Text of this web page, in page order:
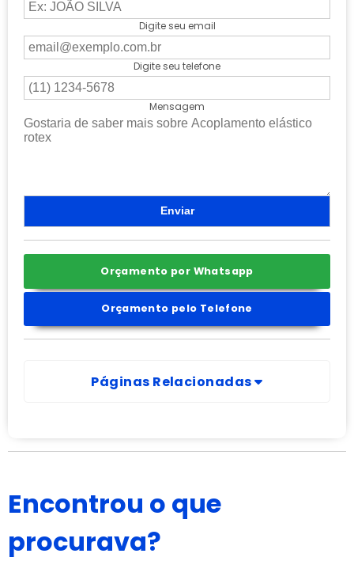
Digite seu email
Digite seu telefone
Mensagem
Orçamento por Whatsapp
Orçamento pelo Telefone
Páginas Relacionadas
Encontrou o que
procurava?